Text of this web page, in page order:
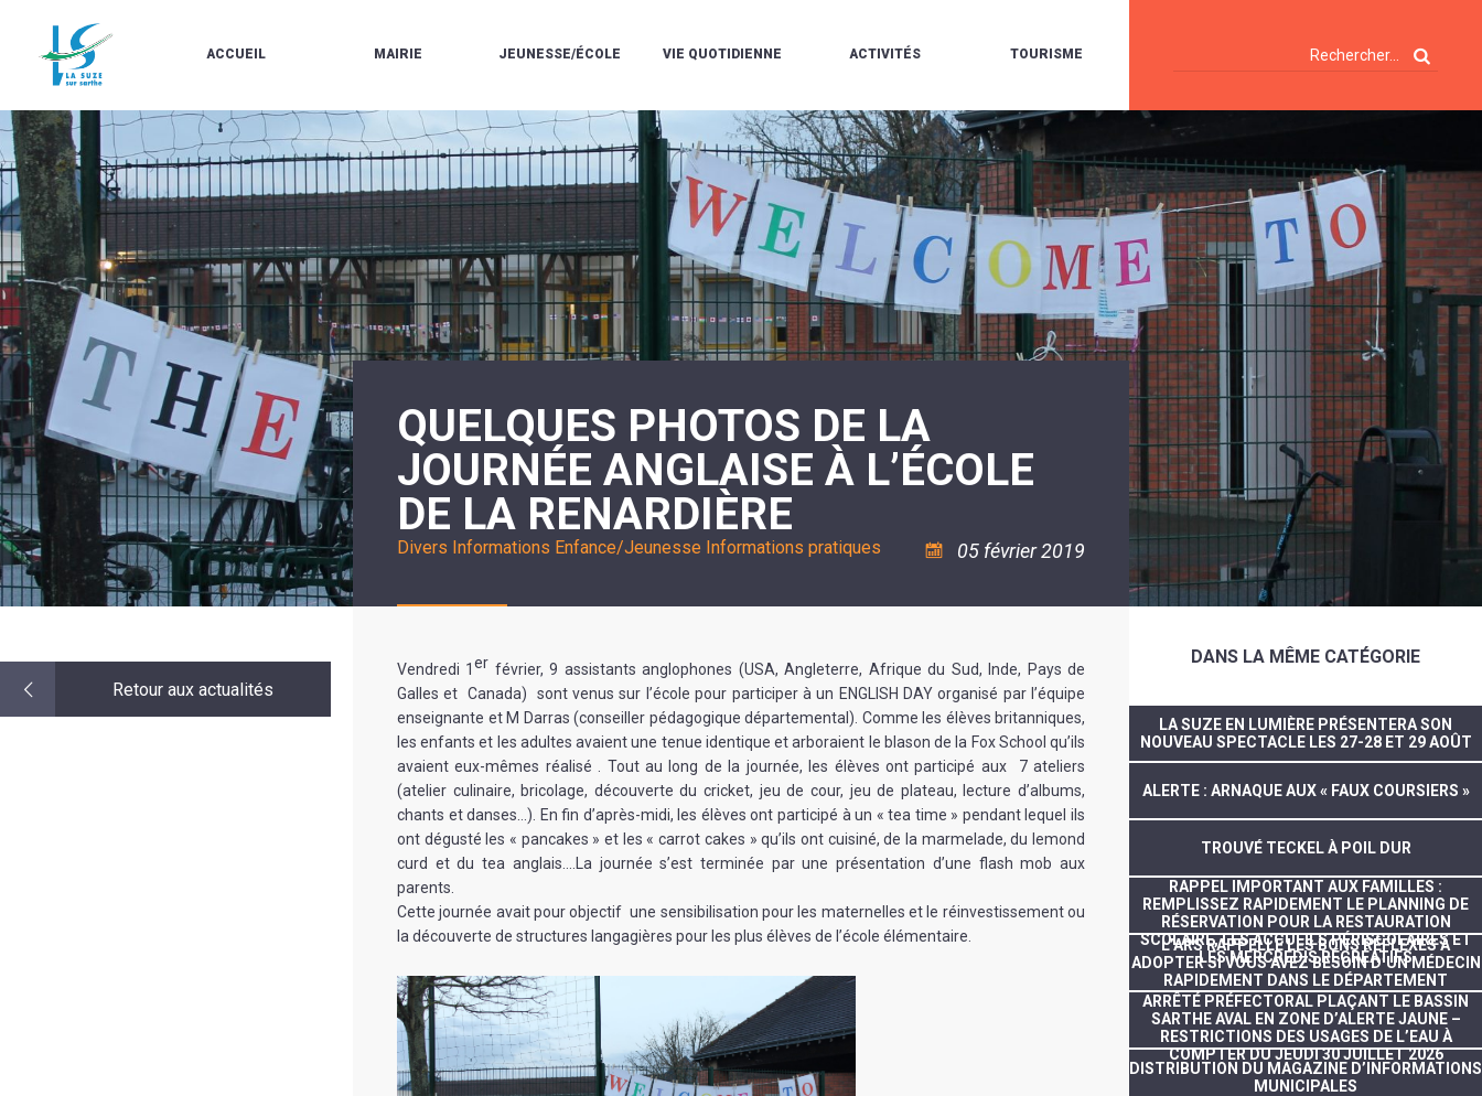
ACCUEIL
LE
MARCHÉ
À
PROPOS
DE
LA
SUZE
BULLETINS
EN
LIGNE
AGENDA
LA
AU
DÉBUT
DU
20ÈME
SIÈCLE
MAIRIE
LES
ÉLUS
CONTACTS
HORAIRES
URBANISME/PLU
LIGNE
CARTES
D'IDENTITÉ-
PASSEPORTS
LE
CMJ
RÉUNIONS
DU
CONSEIL
MUNICIPAL
ARRÊTÉS
ET
DÉCISIONS
DU
MAIRE
LE
MOT
DE
LA
MINORITÉ
JEUNESSE/ÉCOLE
L'ACCUEIL
DE
LOISIRS
PÉRISCOLAIRE
/
MERCREDIS
RÉCRÉATIFS
LE
RESTAURANT
SCOLAIRE
ÉCOLES
/
LE
JEUNES
18
ANS
ASSOCIATION
LA
COULÉE
DOUCE
VIE QUOTIDIENNE
ESPACE
DE
VIE
SOCIALE
QUELQUES
RÈGLES
VIE
ENVIRONNEMENT
L'EAU
L'ASSAINISSEMENT
RÉSIDENCE
CCAS
LA
POLICE
MUNICIPALE
SÉCURITÉ
/
RISQUES
MAJEURS
ACTIVITÉS
LA
MÉDIATHÈQUE
L'ÉCOLE
COMMUNAUTAIRE
DE
MUSIQUE
L'ÉCOLE
COMMUNAUTAIRE
DE
DANSE
LA
PISCINE
COMMUNAUTAIRE
ASSOCIATIONS
TOURISME
LA
VOIE
VERTE
VISITES
ET
DÉCOUVERTES
LES
RANDONNÉES
CAMPING
CAMPING-
CARS
TENTES
ET
À
LA
Retour aux actualités
QUELQUES PHOTOS DE LA
JOURNÉE ANGLAISE À L’ÉCOLE
DE LA RENARDIÈRE
Divers Informations Enfance/Jeunesse Informations pratiques 05 février 2019
Vendredi 1er février, 9 assistants anglophones (USA, Angleterre, Afrique du Sud, Inde, Pays de
Galles et Canada) sont venus sur l’école pour participer à un ENGLISH DAY organisé par l’équipe
enseignante et M Darras (conseiller pédagogique départemental). Comme les élèves britanniques,
les enfants et les adultes avaient une tenue identique et arboraient le blason de la Fox School qu’ils
avaient eux-mêmes réalisé . Tout au long de la journée, les élèves ont participé aux 7 ateliers
(atelier culinaire, bricolage, découverte du cricket, jeu de cour, jeu de plateau, lecture d’albums,
chants et danses…). En fin d’après-midi, les élèves ont participé à un « tea time » pendant lequel ils
ont dégusté les « pancakes » et les « carrot cakes » qu’ils ont cuisiné, de la marmelade, du lemond
curd et du tea anglais….La journée s’est terminée par une présentation d’une flash mob aux
parents.
Cette journée avait pour objectif une sensibilisation pour les maternelles et le réinvestissement ou
la découverte de structures langagières pour les plus élèves de l’école élémentaire.
DANS LA MÊME CATÉGORIE
LA SUZE EN LUMIÈRE PRÉSENTERA SON
NOUVEAU SPECTACLE LES 27-28 ET 29 AOÛT
ALERTE : ARNAQUE AUX « FAUX COURSIERS »
TROUVÉ TECKEL À POIL DUR
RAPPEL IMPORTANT AUX FAMILLES :
REMPLISSEZ RAPIDEMENT LE PLANNING DE
RÉSERVATION POUR LA RESTAURATION
SCOLAIRE, LES ACCUEILS PÉRISCOLAIRES ET
LES MERCREDIS RÉCRÉATIFS
L’ARS RAPPELLE LES BONS RÉFLEXES À
ADOPTER SI VOUS AVEZ BESOIN D’UN MÉDECIN
RAPIDEMENT DANS LE DÉPARTEMENT
ARRÊTÉ PRÉFECTORAL PLAÇANT LE BASSIN
SARTHE AVAL EN ZONE D’ALERTE JAUNE –
RESTRICTIONS DES USAGES DE L’EAU À
COMPTER DU JEUDI 30 JUILLET 2026
DISTRIBUTION DU MAGAZINE D’INFORMATIONS
MUNICIPALES